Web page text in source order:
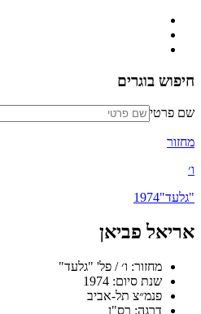
חיפוש בוגרים
שם פרטי
מחזור
ו׳
"גלעד"1974
אריאל פביאן
מחזור: ו׳ / פל' "גלעד"
שנת סיום: 1974
פנמ״צ תל-אביב
דרגה: רס"ן